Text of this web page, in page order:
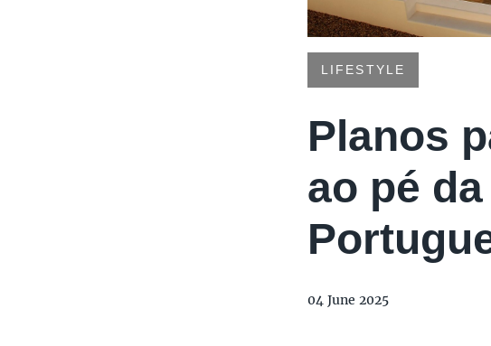
LIFESTYLE
Planos
ao pé
04 June 2025